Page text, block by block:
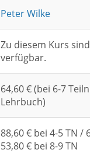
Peter Wilke
Zu diesem Kurs
verfügbar.
64,60 € (bei 6-7
Lehrbuch)
88,60 € bei 4-5 TN /
53,80 € bei 8-9 TN